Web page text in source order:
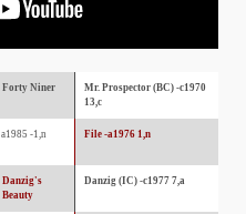
Forty Niner
Mr. Prospector (BC) -c1970
13,c
a1985 -1,n File -a1976 1,n
Danzig's
Beauty
Danzig (IC) -c1977 7,a